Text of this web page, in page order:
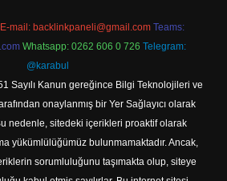
E-mail: backlinkpaneli@gmail.com Teams:
Whatsapp: 0262 606 0 726 Telegram:
@karabul
Sayılı Kanun gereğince Bilgi Teknolojileri ve
onaylanmış bir Yer Sağlayıcı olarak
nedenle, sitedeki içerikleri proaktif olarak
yükümlülüğümüz bulunmamaktadır. Ancak,
sorumluluğunu taşımakta olup, siteye